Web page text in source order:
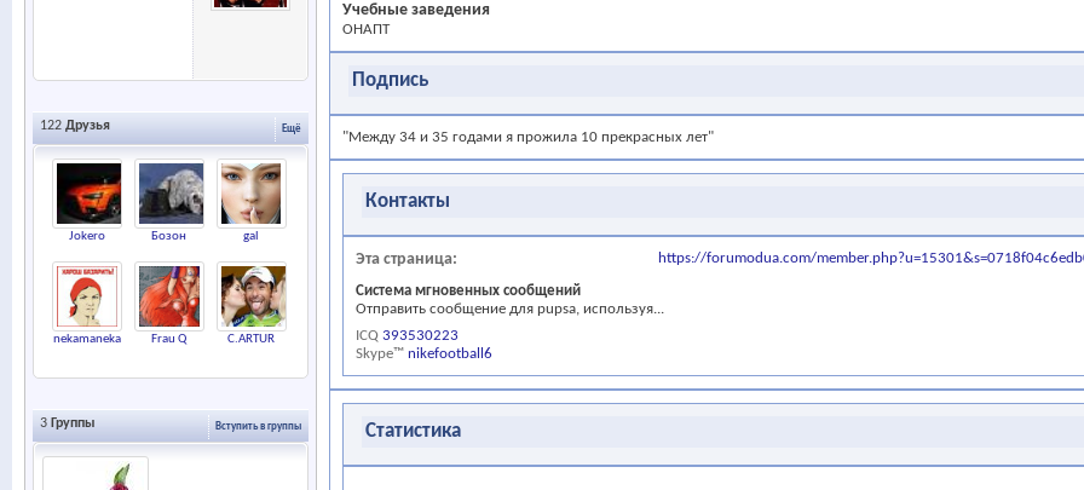
Ещё
122 Друзья
Jokero Бозон gal
nekamaneka Frau Q C.ARTUR
Вступить в группы
3 Группы
Учебные заведения
ОНАПТ
Подпись
"Между 34 и 35 годами я прожила 10 прекрасных лет"
Контакты
Эта страница https://forumodua.com/
Система мгновенных сообщений
Отправить сообщение для pupsa, используя...
ICQ 393530223
Skype™ nikefootball6
Статистика